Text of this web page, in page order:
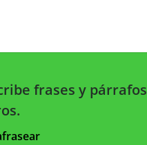
frases y párrafos